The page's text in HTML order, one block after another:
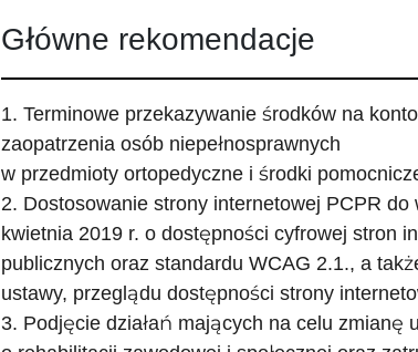
Główne rekomendacje
1. Terminowe przekazywanie środków na
zaopatrzenia osób niepełnosprawnych
w przedmioty ortopedyczne i środki
2. Dostosowanie strony internetowej PCPR
kwietnia 2019 r. o dostępności cyfrowej stron
publicznych oraz standardu WCAG 2.1., a
ustawy, przeglądu dostępności strony
3. Podjęcie działań mających na celu zmianę